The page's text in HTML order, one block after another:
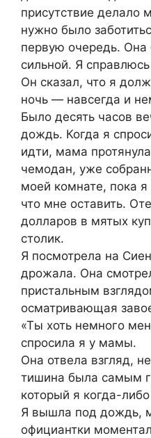
присутствие делало
нужно было
первую очередь.
сильной. Я
Он сказал, что я
ночь — навсегда и
Было десять часов
дождь. Когда я
идти, мама
чемодан, уже
моей комнате, пока
что мне оставить.
долларов в мятых
столик.
Я посмотрела на
дрожала. Она
пристальным
осматривающая
«Ты хоть немного
спросила я у мамы.
Она отвела взгляд,
тишина была самым
который я когда-
Я вышла под дождь,
официантки